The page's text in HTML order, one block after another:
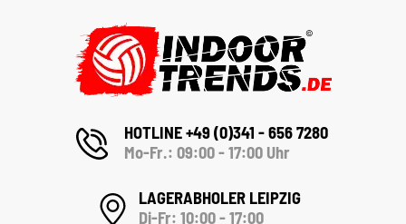
HOTLINE +49 (0)341 - 656 7280
Mo-Fr.: 09:00 - 17:00 Uhr
LAGERABHOLER LEIPZIG
Di-Fr: 10:00 - 17:00